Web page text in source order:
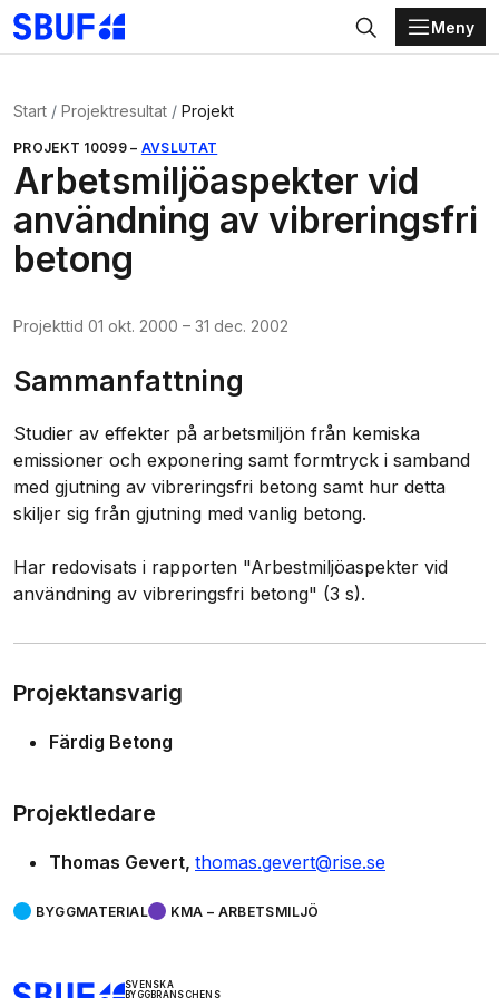
Gå direkt till huvudinnehållet
Sök
Meny
Start Projektresultat Projekt
PROJEKT 10099 – AVSLUTAT
Arbetsmiljöaspekter vid
användning av vibreringsfri
betong
Projekttid 01 okt. 2000 – 31 dec. 2002
Sammanfattning
Studier av effekter på arbetsmiljön från kemiska
emissioner och exponering samt formtryck i samband
med gjutning av vibreringsfri betong samt hur detta
skiljer sig från gjutning med vanlig betong.
Har redovisats i rapporten "Arbestmiljöaspekter vid
användning av vibreringsfri betong" (3 s).
Projektansvarig
Färdig Betong
Projektledare
Thomas Gevert thomas.gevert@rise.se
BYGGMATERIAL KMA – ARBETSMILJÖ
SVENSKA
BYGGBRANSCHENS